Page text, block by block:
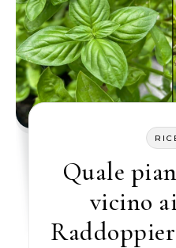
Quale
vicino